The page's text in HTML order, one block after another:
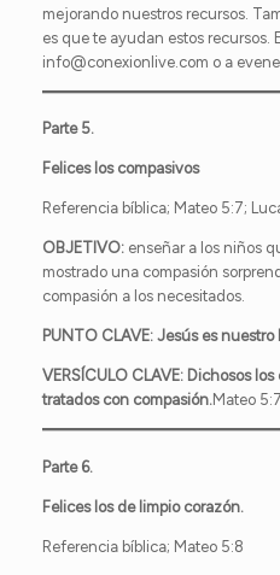
mejorando nuestros recursos.
es que te ayudan estos recursos.
info@conexionlive.com o a
Parte 5.
Felices los compasivos
Referencia bíblica; Mateo 5:7;
OBJETIVO: enseñar a los niños
mostrado una compasión
compasión a los necesitados.
PUNTO CLAVE: Jesús es nuestro
VERSÍCULO CLAVE: Dichosos los
tratados con compasión.Mateo
Parte 6.
Felices los de limpio corazón.
Referencia bíblica; Mateo 5:8